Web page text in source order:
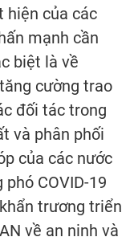
hiện của các
mạnh cần
biệt là về
cường trao
đối tác trong
và phân phối
của các nước
COVID-19
trương triển
về an ninh và